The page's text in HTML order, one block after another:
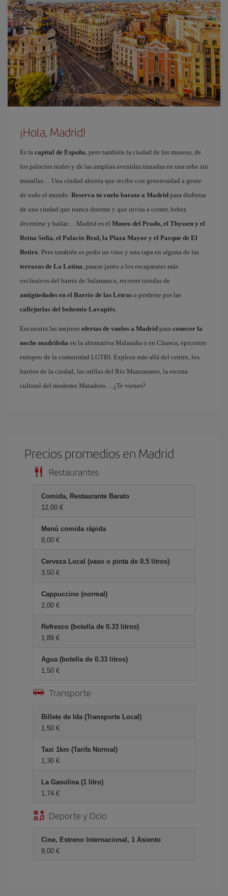
¡Hola, Madrid!
Es la capital de España, pero también la ciudad de los museos, de
los palacios reales y de las amplias avenidas trazadas en una urbe sin
murallas… Una ciudad abierta que recibe con generosidad a gente
de todo el mundo. Reserva tu vuelo barato a Madrid para disfrutar
de una ciudad que nunca duerme y que invita a comer, beber,
divertirse y bailar… Madrid es el Museo del Prado, el Thyssen y el
Reina Sofía, el Palacio Real, la Plaza Mayor y el Parque de El
Retiro. Pero también es pedir un vino y una tapa en alguna de las
terrazas de La Latina, pasear junto a los escaparates más
exclusivos del barrio de Salamanca, recorrer tiendas de
antigüedades en el Barrio de las Letras o perderse por las
callejuelas del bohemio Lavapiés.
Encuentra las mejores ofertas de vuelos a Madrid para conocer la
noche madrileña en la alternativa Malasaña o en Chueca, epicentro
europeo de la comunidad LGTBI. Explora más allá del centro, los
barrios de la ciudad, las orillas del Río Manzanares, la escena
cultural del moderno Matadero… ¿Te vienes?
Precios promedios en Madrid
Restaurantes
Comida, Restaurante Barato
12,00 €
Menú comida rápida
8,00 €
Cerveza Local (vaso o pinta de 0.5 litros)
3,50 €
Cappuccino (normal)
2,00 €
Refresco (botella de 0.33 litros)
1,89 €
Agua (botella de 0.33 litros)
1,50 €
Transporte
Billete de Ida (Transporte Local)
1,50 €
Taxi 1km (Tarifa Normal)
1,30 €
La Gasolina (1 litro)
1,74 €
Deporte y Ocio
Cine, Estreno Internacional, 1 Asiento
9,00 €